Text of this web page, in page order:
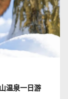
温泉一日游